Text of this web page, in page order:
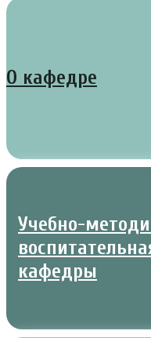
О кафедре
Учебно-
кафедры